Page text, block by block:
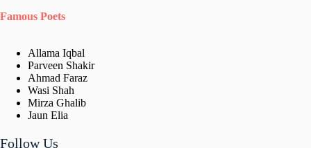
Famous Poets
Allama Iqbal
Parveen Shakir
Ahmad Faraz
Wasi Shah
Mirza Ghalib
Jaun Elia​
Follow Us